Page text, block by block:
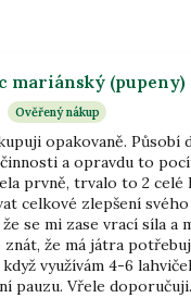
mariánský (pupeny)
Ověřený nákup
opakovaně. Působí
a opravdu to
prvně, trvalo to 2 celé
celkové zlepšení
se mi zase vrací síla a
znát, že má játra
využívám 4-6
pauzu. Vřele doporučuji.